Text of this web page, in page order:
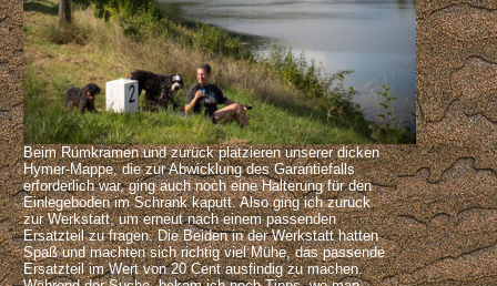
Beim Rumkramen und zurück platzieren unserer dicken
Hymer-Mappe, die zur Abwicklung des Garantiefalls
erforderlich war, ging auch noch eine Halterung für den
Einlegeboden im Schrank kaputt. Also ging ich zurück
zur Werkstatt, um erneut nach einem passenden
Ersatzteil zu fragen. Die Beiden in der Werkstatt hatten
Spaß und machten sich richtig viel Mühe, das passende
Ersatzteil im Wert von 20 Cent ausfindig zu machen.